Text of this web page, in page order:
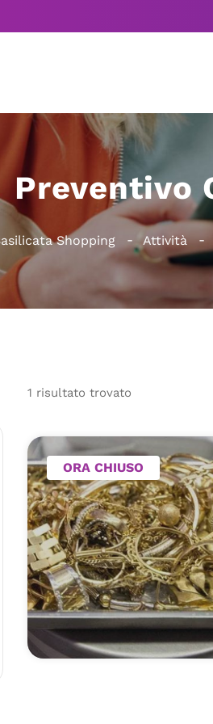
Preventivo
Shopping Attività
1 risultato trovato
ORA CHIUSO